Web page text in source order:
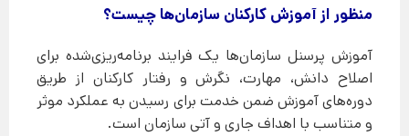
منظور از آموزش کارکنان سازمان‌ها چیست؟
آموزش پرسنل سازمان‌ها یک فرایند برنامه‌ریزی‌شده برای
اصلاح دانش، مهارت، نگرش و رفتار کارکنان از طریق
دوره‌های آموزش ضمن خدمت برای رسیدن به عملکرد موثر
و متناسب با اهداف جاری و آتی سازمان است.